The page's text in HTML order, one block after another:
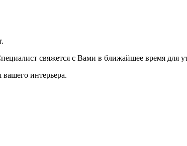
свяжется с Вами в ближайшее время для
интерьера.